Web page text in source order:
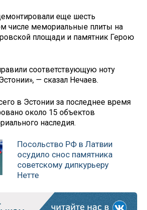
еще шесть
числе мемориальные плиты на
площади и памятник Герою
соответствующую ноту
— сказал Нечаев.
в Эстонии за последнее время
около 15 объектов
наследия.
Посольство РФ в Латвии
осудило снос памятника
советскому дипкурьеру
Нетте